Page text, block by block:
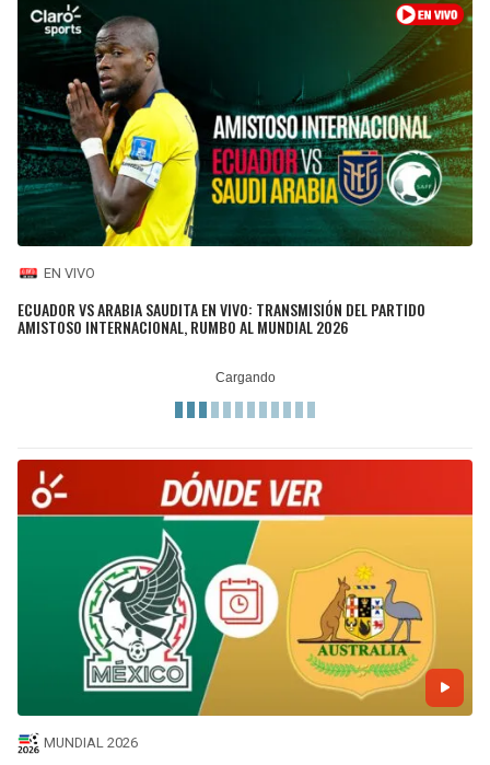
EN VIVO
ECUADOR VS ARABIA SAUDITA EN VIVO: TRANSMISIÓN DEL PARTIDO
AMISTOSO INTERNACIONAL, RUMBO AL MUNDIAL 2026
MUNDIAL 2026